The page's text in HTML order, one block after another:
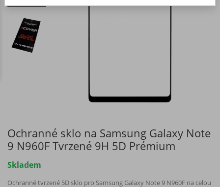
Ochranné sklo na Samsung Galaxy Note
9 N960F Tvrzené 9H 5D Prémium
Skladem
Ochranné tvrzené 5D sklo pro Samsung Galaxy Note 9 N960F na celou